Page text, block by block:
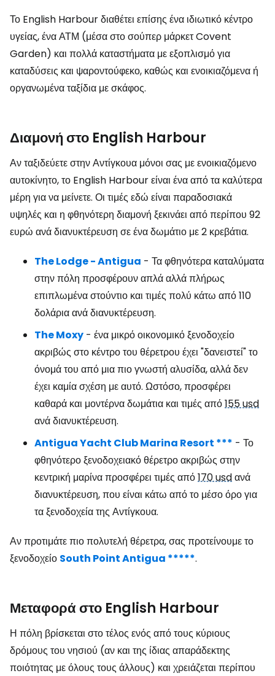
Το English Harbour διαθέτει επίσης ένα ιδιωτικό κέντρο
υγείας, ένα ΑΤΜ (μέσα στο σούπερ μάρκετ Covent
Garden) και πολλά καταστήματα με εξοπλισμό για
καταδύσεις και ψαροντούφεκο, καθώς και ενοικιαζόμενα ή
οργανωμένα ταξίδια με σκάφος.
Διαμονή στο English Harbour
Αν ταξιδεύετε στην Αντίγκουα μόνοι σας με ενοικιαζόμενο
αυτοκίνητο, το English Harbour είναι ένα από τα καλύτερα
μέρη για να μείνετε. Οι τιμές εδώ είναι παραδοσιακά
υψηλές και η φθηνότερη διαμονή ξεκινάει από περίπου 92
ευρώ ανά διανυκτέρευση σε ένα δωμάτιο με 2 κρεβάτια.
The Lodge - Antigua - Τα φθηνότερα καταλύματα
στην πόλη προσφέρουν απλά αλλά πλήρως
επιπλωμένα στούντιο και τιμές πολύ κάτω από 110
δολάρια ανά διανυκτέρευση.
The Moxy - ένα μικρό οικονομικό ξενοδοχείο
ακριβώς στο κέντρο του θέρετρου έχει "δανειστεί" το
όνομά του από μια πιο γνωστή αλυσίδα, αλλά δεν
έχει καμία σχέση με αυτό. Ωστόσο, προσφέρει
καθαρά και μοντέρνα δωμάτια και τιμές από155 usd
ανά διανυκτέρευση.
Antigua Yacht Club Marina Resort *** - Το
φθηνότερο ξενοδοχειακό θέρετρο ακριβώς στην
κεντρική μαρίνα προσφέρει τιμές από170 usdανά
διανυκτέρευση, που είναι κάτω από το μέσο όρο για
τα ξενοδοχεία της Αντίγκουα.
Αν προτιμάτε πιο πολυτελή θέρετρα, σας προτείνουμε το
ξενοδοχείο South Point Antigua *****.
Μεταφορά στο English Harbour
Η πόλη βρίσκεται στο τέλος ενός από τους κύριους
δρόμους του νησιού (αν και της ίδιας απαράδεκτης
ποιότητας με όλους τους άλλους) και χρειάζεται περίπου